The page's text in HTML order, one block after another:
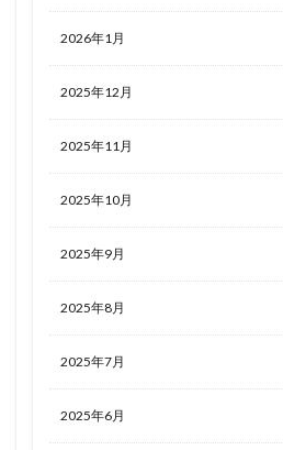
2026年1月
2025年12月
2025年11月
2025年10月
2025年9月
2025年8月
2025年7月
2025年6月